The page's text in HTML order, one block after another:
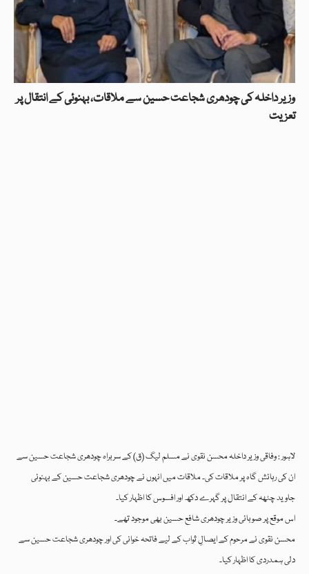
وزیر داخلہ کی چودھری شجاعت حسین سے ملاقات، بہنوئی کے انتقال پر
تعزیت
لاہور : وفاقی وزیر داخلہ محسن نقوی نے مسلم لیگ (ق) کے سربراہ چودھری شجاعت حسین سے
ان کی رہائش گاہ پر ملاقات کی۔ ملاقات میں انہوں نے چودھری شجاعت حسین کے بہنوئی
جاوید چٹھہ کے انتقال پر گہرے دکھ اور افسوس کا اظہار کیا۔
اس موقع پر صوبائی وزیر چودھری شافع حسین بھی موجود تھے۔
محسن نقوی نے مرحوم کے ایصالِ ثواب کے لیے فاتحہ خوانی کی اور چودھری شجاعت حسین سے
دلی ہمدردی کا اظہار کیا۔